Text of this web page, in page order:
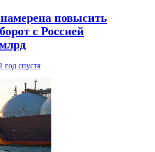
повысить
с Россией
1 год спустя